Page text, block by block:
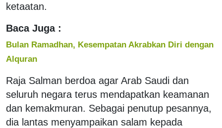
ketaatan.
Baca Juga :
Bulan Ramadhan, Kesempatan Akrabkan Diri dengan
Alquran
Raja Salman berdoa agar Arab Saudi dan
seluruh negara terus mendapatkan keamanan
dan kemakmuran. Sebagai penutup pesannya,
dia lantas menyampaikan salam kepada